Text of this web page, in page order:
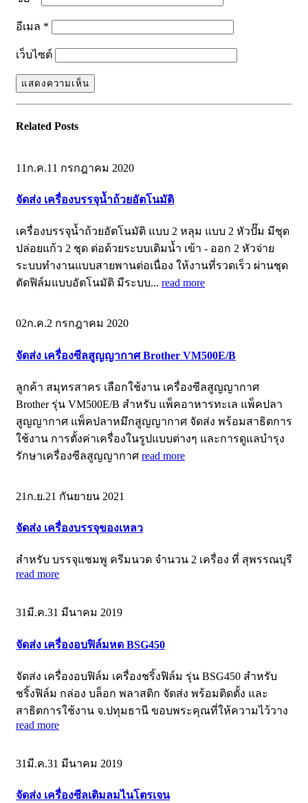
อีเมล *
เว็บไซต์
Related Posts
11 ก.ค.11 กรกฎาคม 2020
จัดส่ง เครื่องบรรจุน้ำถ้วยอัตโนมัติ
เครื่องบรรจุน้ำถ้วยอัตโนมัติ แบบ 2 หลุม แบบ 2 หัวปั๊ม มีชุด
ปล่อยแก้ว 2 ชุด ต่อด้วยระบบเติมน้ำ เข้า - ออก 2 หัวจ่าย
ระบบทำงานแบบสายพานต่อเนื่อง ให้งานที่รวดเร็ว ผ่านชุด
ตัดฟิล์มแบบอัตโนมัติ มีระบบ... read more
02ก.ค.2 กรกฎาคม 2020
จัดส่ง เครื่องซีลสูญญากาศ Brother VM500E/B
ลูกค้า สมุทรสาคร เลือกใช้งาน เครื่องซีลสูญญากาศ
Brother รุ่น VM500E/B สำหรับ แพ็คอาหารทะเล แพ็คปลา
สูญญากาศ แพ็คปลาหมึกสูญญากาศ จัดส่ง พร้อมสาธิตการ
ใช้งาน การตั้งค่าเครื่องในรูปแบบต่างๆ และการดูแลบำรุง
รักษาเครื่องซีลสูญญากาศ read more
21 ก.ย.21 กันยายน 2021
จัดส่ง เครื่องบรรจุของเหลว
สำหรับ บรรจุแชมพู ครีมนวด จำนวน 2 เครื่อง ที่ สุพรรณบุรี
read more
31มี.ค.31 มีนาคม 2019
จัดส่ง เครื่องอบฟิล์มหด BSG450
จัดส่ง เครื่องอบฟิล์ม เครื่องชริ้งฟิล์ม รุ่น BSG450 สำหรับ
ชริ้งฟิล์ม กล่อง บล็อก พลาสติก จัดส่ง พร้อมติดตั้ง และ
สาธิตการใช้งาน จ.ปทุมธานี ขอบพระคุณที่ให้ความไว้วาง
read more
31 มี.ค.31 มีนาคม 2019
จัดส่ง เครื่องซีลเติมลมไนโตรเจน